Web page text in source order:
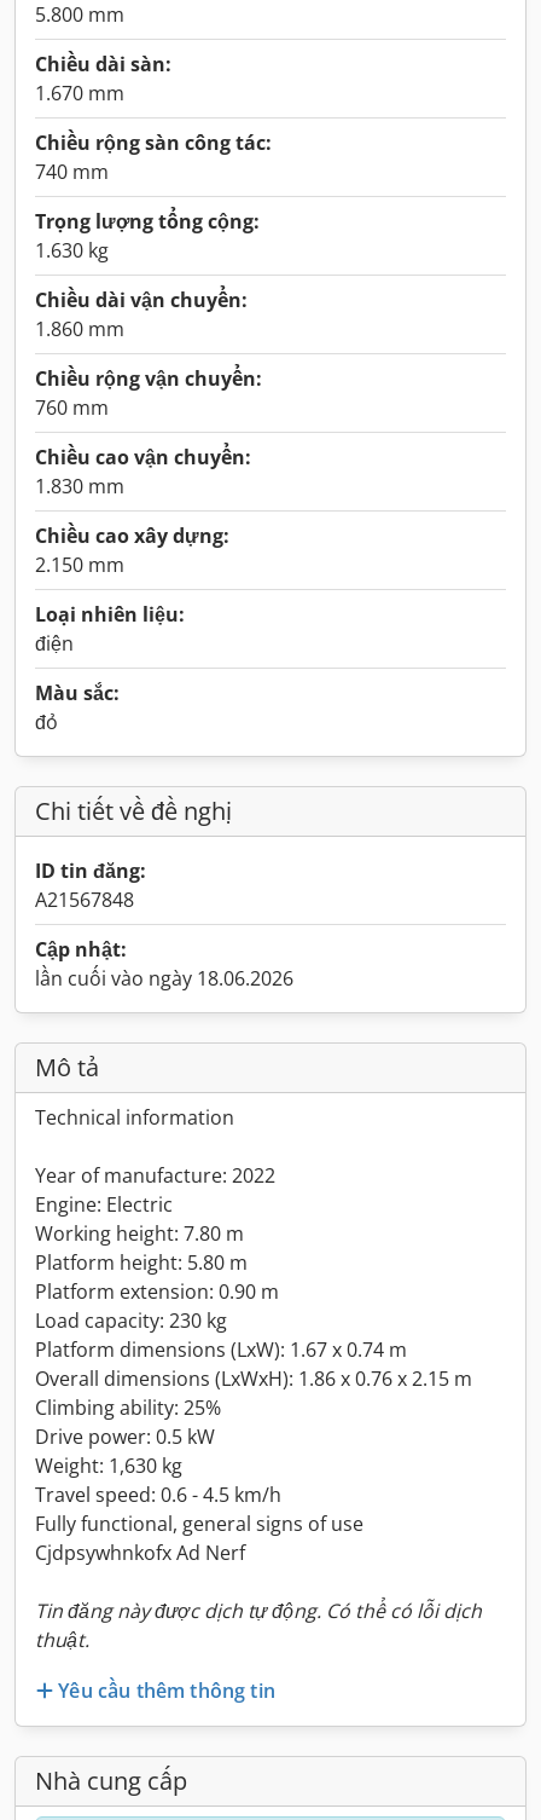
5.800 mm
Chiều dài sàn:
1.670 mm
Chiều rộng sàn công tác:
740 mm
Trọng lượng tổng cộng:
1.630 kg
Chiều dài vận chuyển:
1.860 mm
Chiều rộng vận chuyển:
760 mm
Chiều cao vận chuyển:
1.830 mm
Chiều cao xây dựng:
2.150 mm
Loại nhiên liệu:
điện
Màu sắc:
đỏ
Chi tiết về đề nghị
ID tin đăng:
A21567848
Cập nhật:
lần cuối vào ngày 18.06.2026
Mô tả
Technical information
Year of manufacture: 2022
Engine: Electric
Working height: 7.80 m
Platform height: 5.80 m
Platform extension: 0.90 m
Load capacity: 230 kg
Platform dimensions (LxW): 1.67 x 0.74 m
Overall dimensions (LxWxH): 1.86 x 0.76 x 2.15 m
Climbing ability: 25%
Drive power: 0.5 kW
Weight: 1,630 kg
Travel speed: 0.6 - 4.5 km/h
Fully functional, general signs of use
Cjdpsywhnkofx Ad Nerf
Tin đăng này được dịch tự động. Có thể có lỗi dịch
thuật.
Yêu cầu thêm thông tin
Nhà cung cấp